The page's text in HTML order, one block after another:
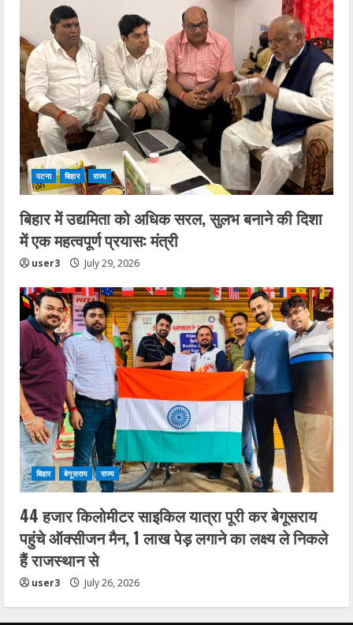
पटना बिहार राज्य
बिहार में उद्यमिता को अधिक सरल, सुलभ बनाने की दिशा
में एक महत्वपूर्ण प्रयास: मंत्री
user3 July 29, 2026
बिहार बेगूसराय राज्य
44 हजार किलोमीटर साइकिल यात्रा पूरी कर बेगूसराय
पहुंचे ऑक्सीजन मैन, 1 लाख पेड़ लगाने का लक्ष्य ले निकले
हैं राजस्थान से
user3 July 26, 2026